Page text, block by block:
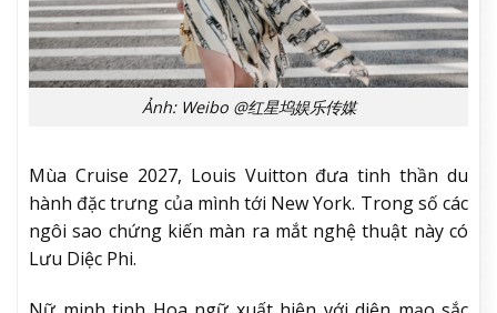
Ảnh: Weibo @红星坞娱乐传媒
Mùa Cruise 2027, Louis Vuitton đưa tinh thần du
hành đặc trưng của mình tới New York. Trong số các
ngôi sao chứng kiến màn ra mắt nghệ thuật này có
Lưu Diệc Phi.